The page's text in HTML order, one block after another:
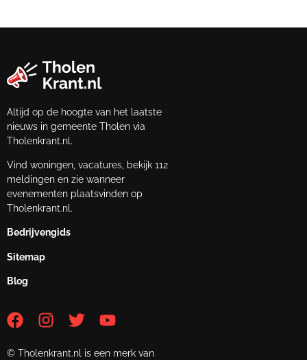
Altijd op de hoogte van het laatste
nieuws in gemeente Tholen via
Tholenkrant.nl.
Vind woningen, vacatures, bekijk 112
meldingen en zie wanneer
evenementen plaatsvinden op
Tholenkrant.nl.
Bedrijvengids
Sitemap
Blog
© Tholenkrant.nl is een merk van